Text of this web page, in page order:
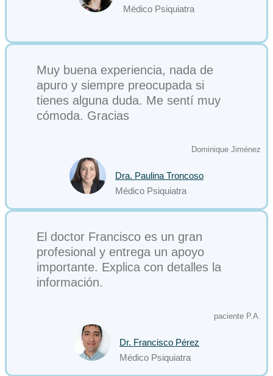
Médico Psiquiatra
Muy buena experiencia, nada de
apuro y siempre preocupada si
tienes alguna duda. Me sentí muy
cómoda. Gracias
Dominique Jiménez
Dra. Paulina Troncoso
Médico Psiquiatra
El doctor Francisco es un gran
profesional y entrega un apoyo
importante. Explica con detalles la
información.
paciente P.A.
Dr. Francisco Pérez
Médico Psiquiatra